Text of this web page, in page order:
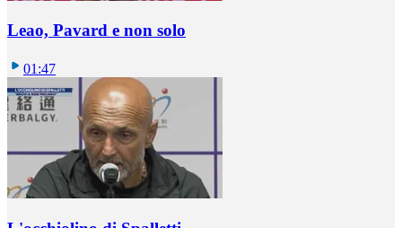
Leao, Pavard e non solo
01:47